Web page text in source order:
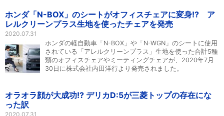
ホンダ「N-BOX」のシートがオフィスチェアに変身!? ア
レルクリーンプラス生地を使ったチェアを発売
2020.07.31
ホンダの軽自動車「N-BOX」や「N-WGN」のシートに使用
されている「アレルクリーンプラス」生地を使った合計5種
類のオフィスチェアやミーティングチェアが、2020年7月
30日に株式会社内田洋行より発売されました。
オラオラ顔が大成功!? デリカD:5が三菱トップの存在にな
った訳
2020.07.31